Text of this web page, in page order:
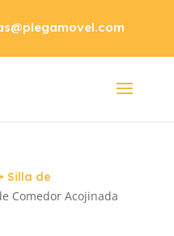
• Silla de
Comedor Acojinada